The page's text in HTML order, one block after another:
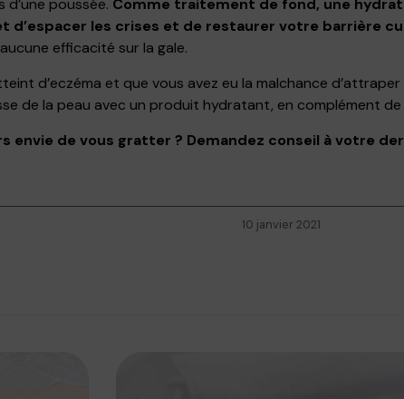
d’une poussée. Comme traitement de fond, une
d’espacer les crises et de restaurer votre barrière
efficacité sur la gale.
d’eczéma et que vous avez eu la malchance
de la peau avec un produit hydratant, en complément
envie de vous gratter ? Demandez conseil à votre
10 janvier 2021